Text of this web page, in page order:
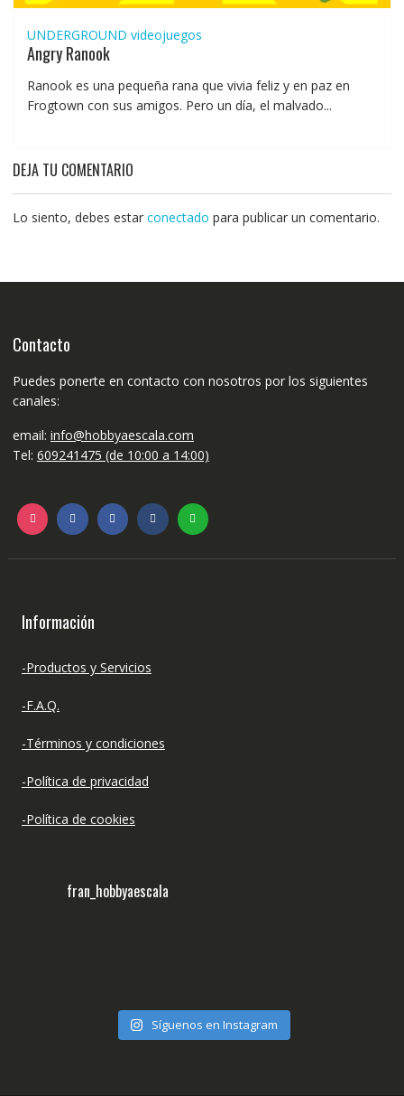
UNDERGROUND videojuegos
Angry Ranook
Ranook es una pequeña rana que vivia feliz y en paz en
Frogtown con sus amigos. Pero un día, el malvado...
DEJA TU COMENTARIO
Lo siento, debes estar conectado para publicar un comentario.
Contacto
Puedes ponerte en contacto con nosotros por los siguientes
canales:
email: info@hobbyaescala.com
Tel: 609241475 (de 10:00 a 14:00)
Información
-Productos y Servicios
-F.A.Q.
-Términos y condiciones
-Política de privacidad
-Política de cookies
fran_hobbyaescala
Síguenos en Instagram